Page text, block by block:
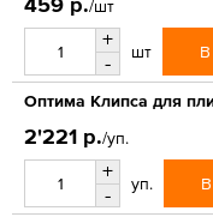
/шт
+
-
шт
Оптима Клипса для
2'221 р./уп.
+
-
уп.